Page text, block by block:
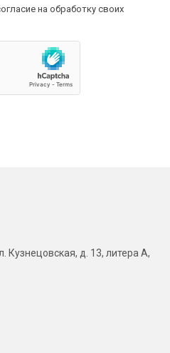
на обработку своих
Кузнецовская, д. 13, литера А,